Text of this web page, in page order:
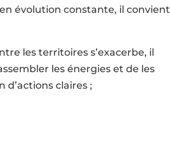
évolution constante, il convient
les territoires s’exacerbe, il
les énergies et de les
d’actions claires ;